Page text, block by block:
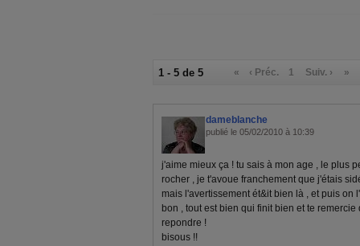
1 - 5 de 5 « ‹ Préc. 1 Suiv. › »
dameblanche
publié le 05/02/2010 à 10:39
j'aime mieux ça ! tu sais à mon age , le plus
rocher , je t'avoue franchement que j'étais
mais l'avertissement ét&it bien là , et puis on
bon , tout est bien qui finit bien et te
repondre !
bisous !!